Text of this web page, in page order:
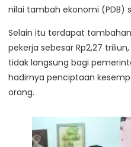
nilai tambah ekonomi (PDB)
Selain itu terdapat
pekerja sebesar Rp2,27
tidak langsung bagi
hadirnya penciptaan
orang.